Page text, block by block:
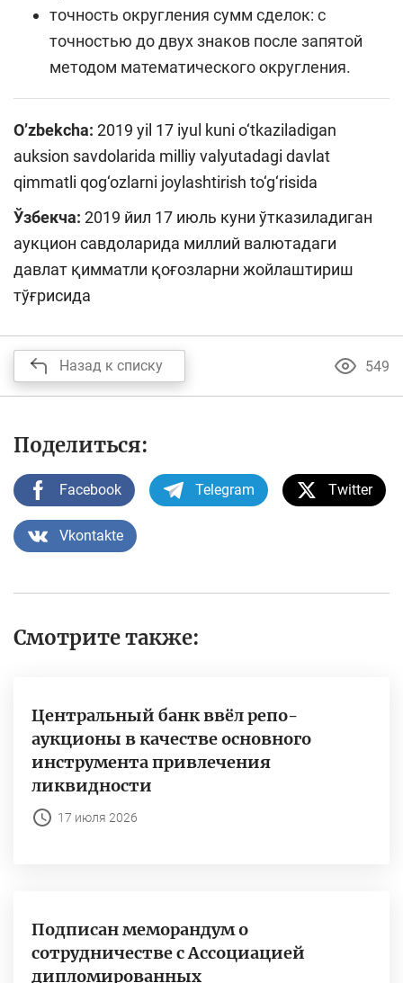
точность округления сумм сделок: с
точностью до двух знаков после запятой
методом математического округления.
O’zbekcha: 2019 yil 17 iyul kuni o‘tkaziladigan
auksion savdolarida milliy valyutadagi davlat
qimmatli qog‘ozlarni joylashtirish to‘g‘risida
Ўзбекча: 2019 йил 17 июль куни ўтказиладиган
аукцион савдоларида миллий валютадаги
давлат қимматли қоғозларни жойлаштириш
тўғрисида
Назад к списку 549
Поделиться:
Facebook Telegram Twitter
Vkontakte
Смотрите также:
Центральный банк ввёл репо-
аукционы в качестве основного
инструмента привлечения
ликвидности
17 июля 2026
Подписан меморандум о
сотрудничестве с Ассоциацией
дипломированных